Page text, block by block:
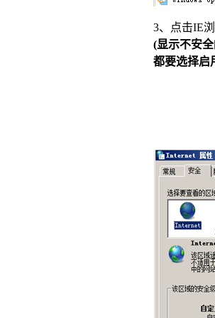
3、点击IE
(显示不安
都要选择启